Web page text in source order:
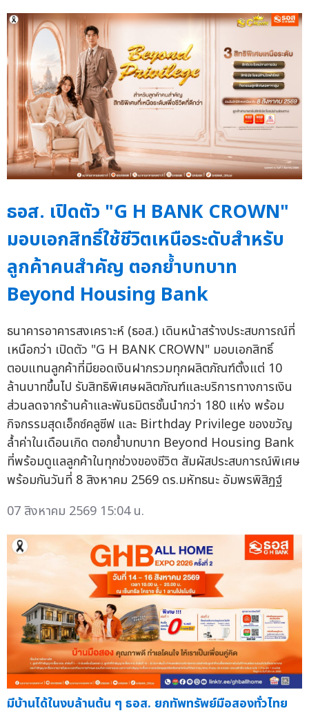
ธอส. เปิดตัว "G H BANK CROWN"
มอบเอกสิทธิ์ใช้ชีวิตเหนือระดับสำหรับ
ลูกค้าคนสำคัญ ตอกย้ำบทบาท
Beyond Housing Bank
ธนาคารอาคารสงเคราะห์ (ธอส.) เดินหน้าสร้างประสบการณ์ที่
เหนือกว่า เปิดตัว "G H BANK CROWN" มอบเอกสิทธิ์
ตอบแทนลูกค้าที่มียอดเงินฝากรวมทุกผลิตภัณฑ์ตั้งแต่ 10
ล้านบาทขึ้นไป รับสิทธิพิเศษผลิตภัณฑ์และบริการทางการเงิน
ส่วนลดจากร้านค้าและพันธมิตรชั้นนำกว่า 180 แห่ง พร้อม
กิจกรรมสุดเอ็กซ์คลูซีฟ และ Birthday Privilege ของขวัญ
ล้ำค่าในเดือนเกิด ตอกย้ำบทบาท Beyond Housing Bank
ที่พร้อมดูแลลูกค้าในทุกช่วงของชีวิต สัมผัสประสบการณ์พิเศษ
พร้อมกันวันที่ 8 สิงหาคม 2569 ดร.มหัทธนะ อัมพรพิสิฏฐ์
07 สิงหาคม 2569 15:04 น.
มีบ้านได้ในงบล้านต้น ๆ ธอส. ยกทัพทรัพย์มือสองทั่วไทย